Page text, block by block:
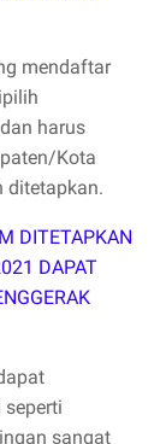
mendaftar
harus
Kota
ditetapkan.
DITETAPKAN
DAPAT
sangat